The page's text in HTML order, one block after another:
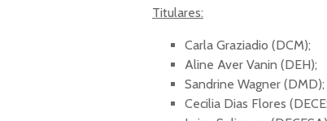
Titulares:
Carla Graziadio (DCM);
Aline Aver Vanin (DEH);
Sandrine Wagner (DMD);
Cecilia Dias Flores